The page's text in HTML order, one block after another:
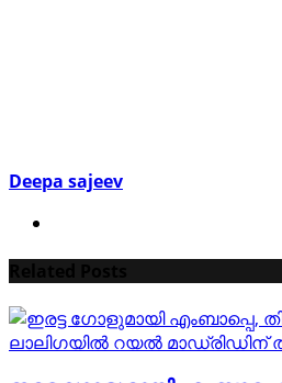
Deepa sajeev